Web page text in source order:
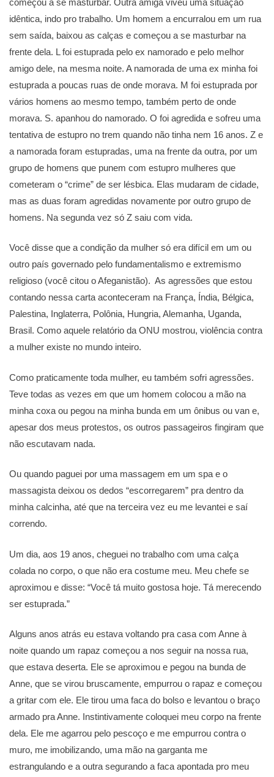
idêntica, indo pro trabalho. Um homem a encurralou em um rua
sem saída, baixou as calças e começou a se masturbar na
frente dela. L foi estuprada pelo ex namorado e pelo melhor
amigo dele, na mesma noite. A namorada de uma ex minha foi
estuprada a poucas ruas de onde morava. M foi estuprada por
vários homens ao mesmo tempo, também perto de onde
morava. S. apanhou do namorado. O foi agredida e sofreu uma
tentativa de estupro no trem quando não tinha nem 16 anos. Z e
a namorada foram estupradas, uma na frente da outra, por um
grupo de homens que punem com estupro mulheres que
cometeram o “crime” de ser lésbica. Elas mudaram de cidade,
mas as duas foram agredidas novamente por outro grupo de
homens. Na segunda vez só Z saiu com vida.
Você disse que a condição da mulher só era difícil em um ou
outro país governado pelo fundamentalismo e extremismo
religioso (você citou o Afeganistão). As agressões que estou
contando nessa carta aconteceram na França, Índia, Bélgica,
Palestina, Inglaterra, Polônia, Hungria, Alemanha, Uganda,
Brasil. Como aquele relatório da ONU mostrou, violência contra
a mulher existe no mundo inteiro.
Como praticamente toda mulher, eu também sofri agressões.
Teve todas as vezes em que um homem colocou a mão na
minha coxa ou pegou na minha bunda em um ônibus ou van e,
apesar dos meus protestos, os outros passageiros fingiram que
não escutavam nada.
Ou quando paguei por uma massagem em um spa e o
massagista deixou os dedos “escorregarem” pra dentro da
minha calcinha, até que na terceira vez eu me levantei e saí
correndo.
Um dia, aos 19 anos, cheguei no trabalho com uma calça
colada no corpo, o que não era costume meu. Meu chefe se
aproximou e disse: “Você tá muito gostosa hoje. Tá merecendo
ser estuprada.”
Alguns anos atrás eu estava voltando pra casa com Anne à
noite quando um rapaz começou a nos seguir na nossa rua,
que estava deserta. Ele se aproximou e pegou na bunda de
Anne, que se virou bruscamente, empurrou o rapaz e começou
a gritar com ele. Ele tirou uma faca do bolso e levantou o braço
armado pra Anne. Instintivamente coloquei meu corpo na frente
dela. Ele me agarrou pelo pescoço e me empurrou contra o
muro, me imobilizando, uma mão na garganta me
estrangulando e a outra segurando a faca apontada pro meu